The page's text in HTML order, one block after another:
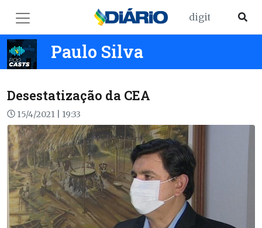
Paulo Silva
Desestatização da CEA
15/4/2021 | 19:33